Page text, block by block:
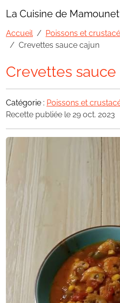
La Cuisine de
Accueil
Poissons et
Crevettes sauce cajun
Crevettes sauce
Catégorie : Poissons et
Recette publiée le 29 oct. 2023